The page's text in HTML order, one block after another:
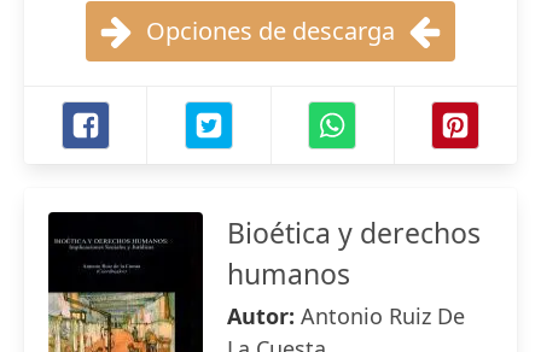
Opciones de descarga
Bioética y derechos
humanos
Autor: Antonio Ruiz De